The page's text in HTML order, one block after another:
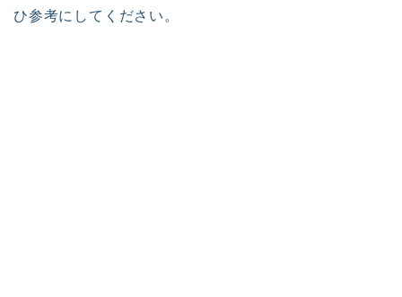
ひ参考にしてください。